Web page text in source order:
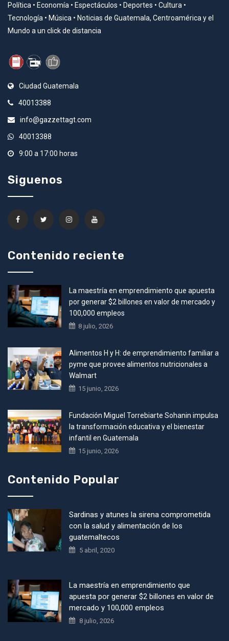
Política • Economía • Espectáculos • Deportes • Cultura •
Tecnología • Música • Noticias de Guatemala, Centroamérica y el
Mundo a un click de distancia
Ciudad Guatemala
40013388
info@gazzettagt.com
40013388
9:00 a 17:00 horas
Siguenos
Contenido reciente
La maestría en emprendimiento que apuesta
por generar $2 billones en valor de mercado y
100,000 empleos
8 julio, 2026
Alimentos H y H: de emprendimiento familiar a
pyme que provee alimentos nutricionales a
Walmart
15 junio, 2026
Fundación Miguel Torrebiarte Sohanin impulsa
la transformación educativa y el bienestar
infantil en Guatemala
15 junio, 2026
Contenido Popular
Sardinas y atunes la sirena comprometida
con la salud y alimentación de los
guatemaltecos
5 abril, 2020
La maestría en emprendimiento que
apuesta por generar $2 billones en valor de
mercado y 100,000 empleos
8 julio, 2026